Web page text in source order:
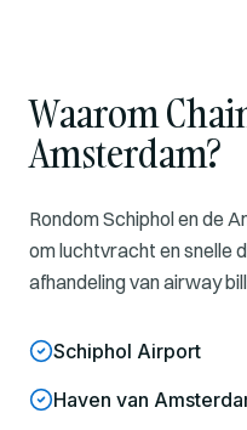
Waarom
Amsterdam?
Rondom Schiphol en de
om luchtvracht en snelle
afhandeling van airway
Schiphol Airport
Haven van